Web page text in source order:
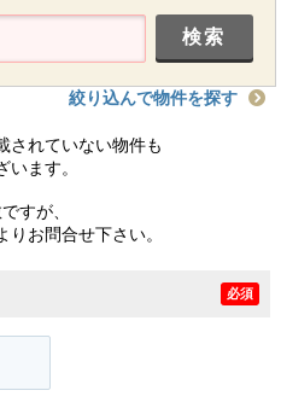
絞り込んで物件を探す
されていない物件も
います。
すが、
お問合せ下さい。
必須